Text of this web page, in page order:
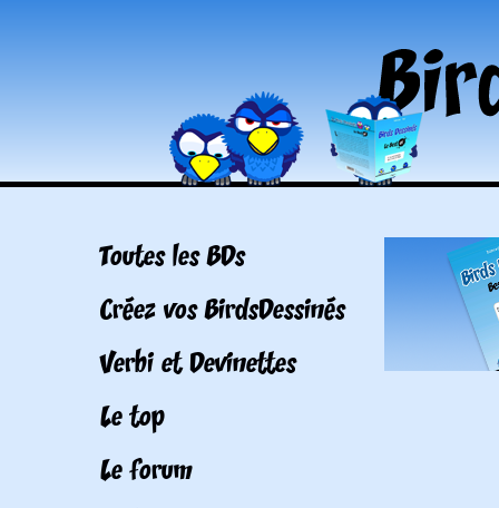
Toutes les BDs
Créez vos BirdsDessinés
Verbi et Devinettes
Le top
Le forum